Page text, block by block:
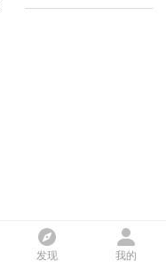
发现 我的